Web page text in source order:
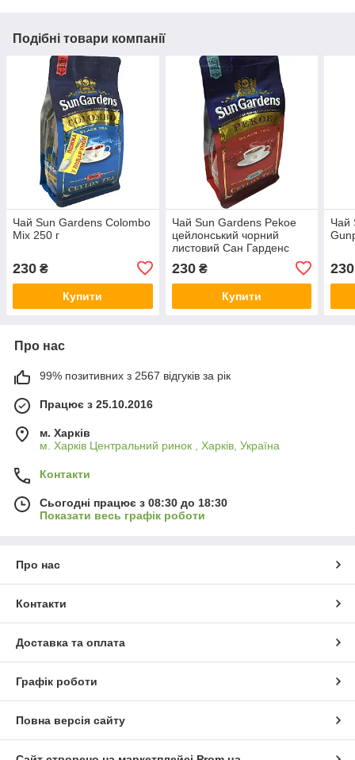
Подібні товари компанії
Чай Sun Gardens Colombo
Mix 250 г
230 ₴
Купити
Чай Sun Gardens Pekoe
цейлонський чорний
листовий Сан Гарденс
230₴
Купити
Чай
230
Про нас
99% позитивних з 2567 відгуків за рік
Працює з 25.10.2016
м. Харків
м. Харків Центральний ринок , Харків, Україна
Контакти
Сьогодні працює з 08:30 до 18:30
Показати весь графік роботи
Про нас
Контакти
Доставка та оплата
Графік роботи
Повна версія сайту